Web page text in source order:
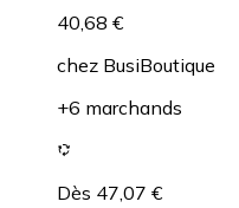
40,68 €
chez BusiBoutique
+6 marchands
Dès 47,07 €